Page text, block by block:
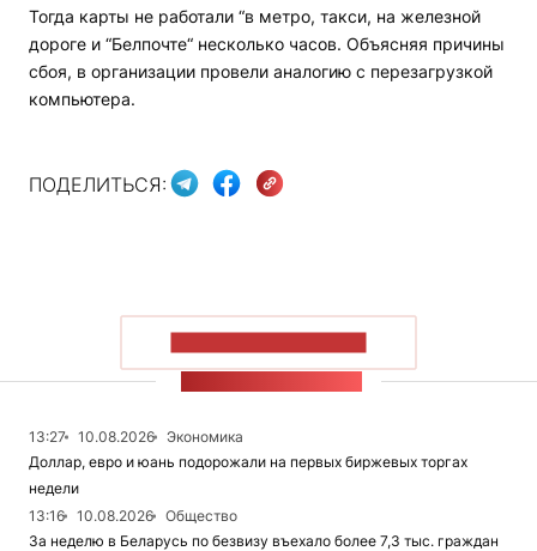
Тогда карты не работали “в метро, такси, на железной
дороге и “Белпочте“ несколько часов. Объясняя причины
сбоя, в организации провели аналогию с перезагрузкой
компьютера.
ПОДЕЛИТЬСЯ:
13:27 10.08.2026
Экономика
Доллар, евро и юань подорожали на первых биржевых торгах
недели
13:16
10.08.2026
Общество
За неделю в Беларусь по безвизу въехало более 7,3 тыс. граждан